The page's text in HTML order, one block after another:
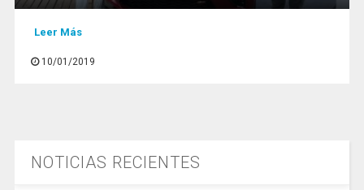
Leer Más
10/01/2019
NOTICIAS RECIENTES